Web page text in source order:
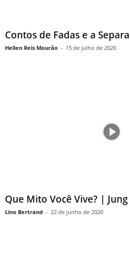
Contos de Fadas e a
Hellen Reis Mourão - 15 de julho de 2020
Que Mito Você Vive? |
Lino Bertrand - 22 de junho de 2020